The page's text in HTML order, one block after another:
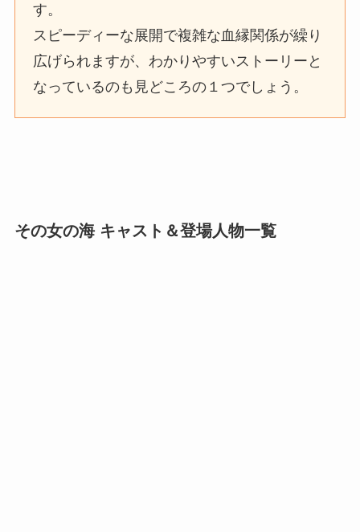
す。
スピーディーな展開で複雑な血縁関係が繰り
広げられますが、わかりやすいストーリーと
なっているのも見どころの１つでしょう。
その女の海 キャスト＆登場人物一覧